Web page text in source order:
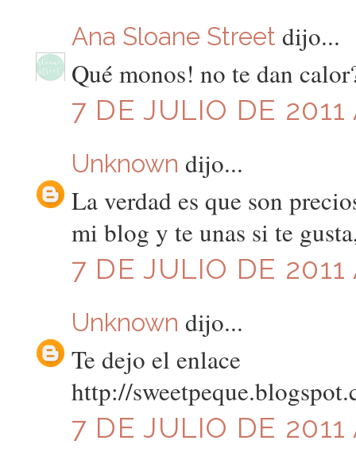
Ana Sloane Street dijo...
Qué monos! no te dan
7 DE JULIO DE
Unknown dijo...
La verdad es que son
mi blog y te unas si te
7 DE JULIO DE
Unknown dijo...
Te dejo el enlace
http://
7 DE JULIO DE 2011